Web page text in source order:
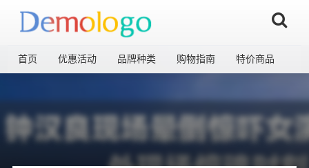
首页 优惠活动 品牌种类 购物指南 特价商品